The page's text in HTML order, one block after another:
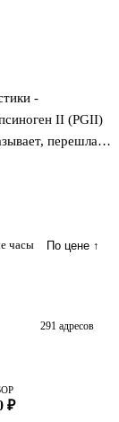
-
II (PGII)
перешла
часы По цене ↑
291 адресов
₽